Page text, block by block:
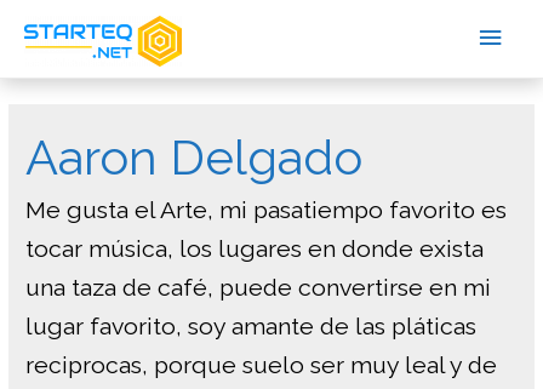
Aaron Delgado
Me gusta el Arte, mi pasatiempo favorito es
tocar música, los lugares en donde exista
una taza de café, puede convertirse en mi
lugar favorito, soy amante de las pláticas
reciprocas, porque suelo ser muy leal y de